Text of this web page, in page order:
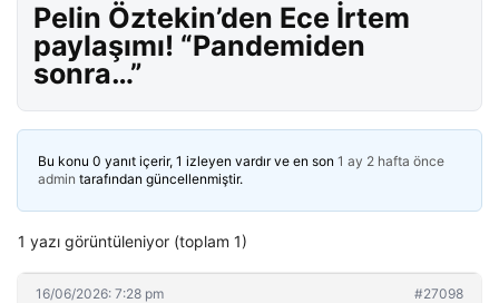
Pelin Öztekin’den Ece İrtem
paylaşımı! “Pandemiden
sonra…”
Bu konu 0 yanıt içerir, 1 izleyen vardır ve en son 1 ay 2 hafta önce
admin tarafından güncellenmiştir.
1 yazı görüntüleniyor (toplam 1)
16/06/2026: 7:28 pm #27098